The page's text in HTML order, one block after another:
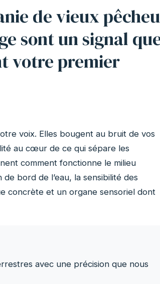
de vieux
sont un signal
votre premier
voix. Elles bougent au bruit de vos
au cœur de ce qui sépare les
comment fonctionne le milieu
bord de l’eau, la sensibilité des
concrète et un organe sensoriel dont
avec une précision que nous